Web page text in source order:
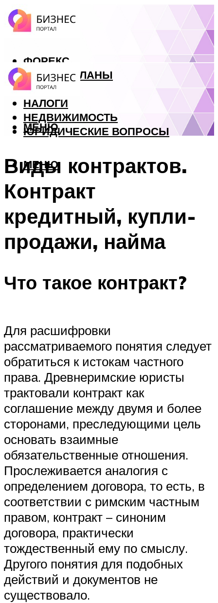
ФОРЕКС
БИЗНЕС ПЛАНЫ
КРЕДИТЫ
НАЛОГИ
НЕДВИЖИМОСТЬ
ЮРИДИЧЕСКИЕ ВОПРОСЫ
МЕНЮ
МЕНЮ
Виды контрактов.
Контракт
кредитный, купли-
продажи, найма
Что такое контракт?
Для расшифровки
рассматриваемого понятия следует
обратиться к истокам частного
права. Древнеримские юристы
трактовали контракт как
соглашение между двумя и более
сторонами, преследующими цель
основать взаимные
обязательственные отношения.
Прослеживается аналогия с
определением договора, то есть, в
соответствии с римским частным
правом, контракт – синоним
договора, практически
тождественный ему по смыслу.
Другого понятия для подобных
действий и документов не
существовало.